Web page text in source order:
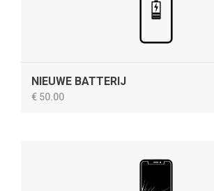
NIEUWE BATTERIJ
€ 50.00